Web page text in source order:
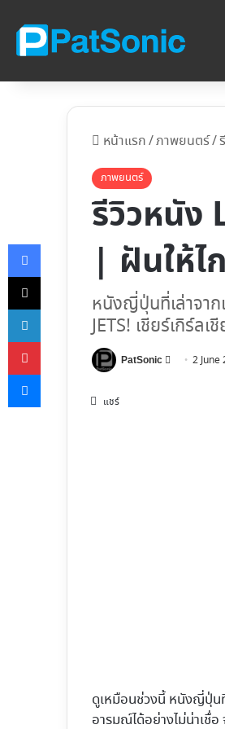
หน้าแรก/ภาพยนตร์/
ภาพยนตร์
รีวิวหนัง
| ฝันให้ไ
หนังญี่ปุ่นที่เล่าจาก
JETS! เชียร์เกิร์ล
PatSonic
Follow2 June
แชร์
ดูเหมือนช่วงนี้ หนังญี่ปุ่น
อารมณ์ได้อย่างไม่น่าเ
Facebook
X
LinkedIn
Pinterest
Messenger